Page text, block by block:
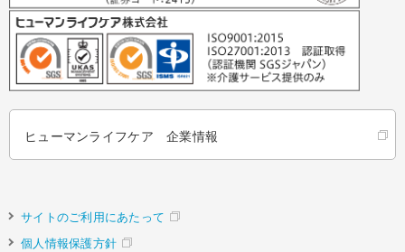
ヒューマンライフケア 企業情報
サイトのご利用にあたって
個人情報保護方針